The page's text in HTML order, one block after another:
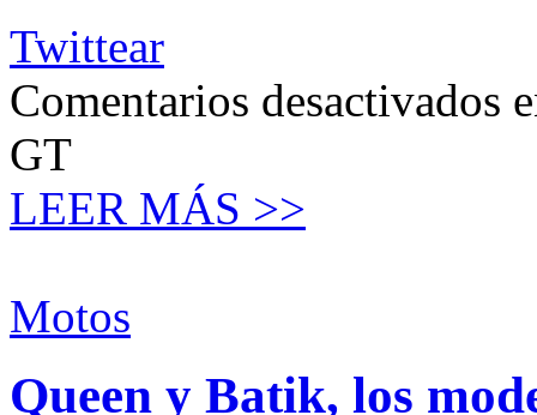
Twittear
Comentarios desactivados
GT
LEER MÁS >>
Motos
Queen y Batik, los